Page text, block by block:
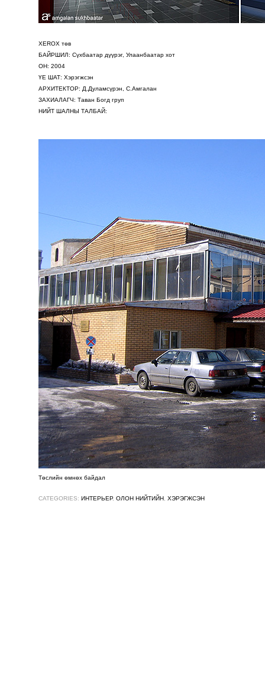
XEROX төв
БАЙРШИЛ: Сүхбаатар дүүрэг, Улаанбаатар хот
ОН: 2004
ҮЕ ШАТ: Хэрэгжсэн
АРХИТЕКТОР: Д.Дуламсүрэн, С.Амгалан
ЗАХИАЛАГЧ: Таван Богд груп
НИЙТ ШАЛНЫ ТАЛБАЙ:
Төслийн өмнөх байдал
CATEGORIES: ИНТЕРЬЕР, ОЛОН НИЙТИЙН ХЭРЭГЖСЭН